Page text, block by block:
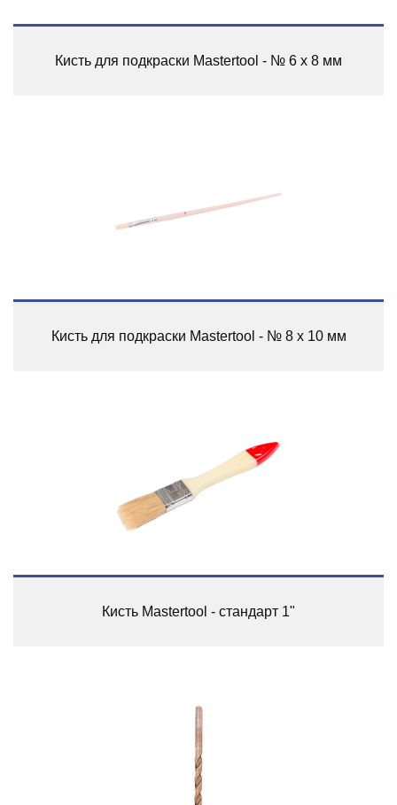
Кисть для подкраски Mastertool - № 6 x 8 мм
Кисть для подкраски Mastertool - № 8 x 10 мм
Кисть Mastertool - стандарт 1"